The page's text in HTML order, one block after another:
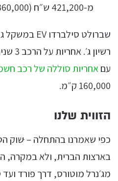
מ-421,200 ש״ח (360,000 + מע"מ).
עםאחריות סוללה של רכב
160,000 ק״מ.
הזווית שלנו
כפי שאמרנו בהתחלה – ּשוק
בארצות הברית, ולא במקרה,
מג׳נרל מוטורס, דרך פורד